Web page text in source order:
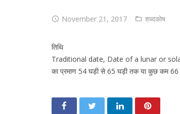
November 21, 2017 शब्दकोष
तिथि
Traditional date, Date of a lunar or solar
का प्रमाण 54 घड़ी से 65 घड़ी तक या कुछ कम 66